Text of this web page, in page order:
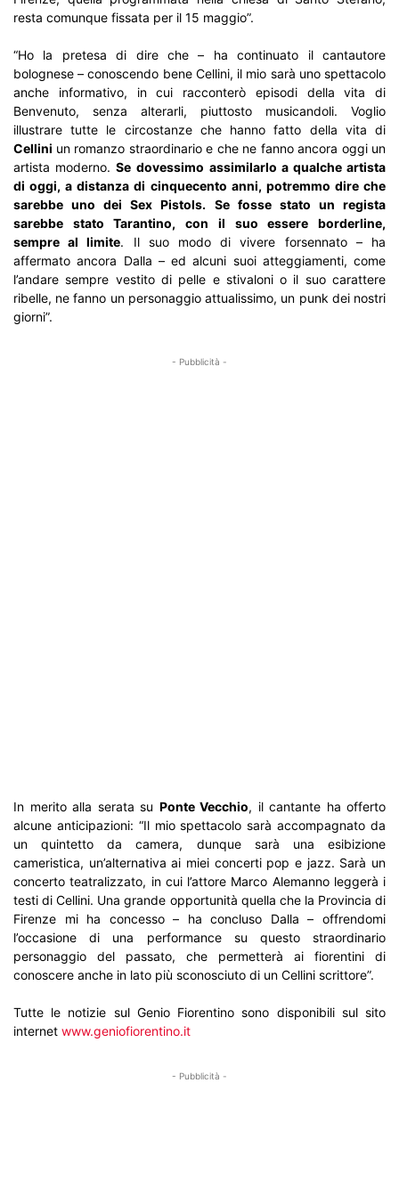
resta comunque fissata per il 15 maggio”.
“Ho la pretesa di dire che – ha continuato il cantautore
bolognese – conoscendo bene Cellini, il mio sarà uno spettacolo
anche informativo, in cui racconterò episodi della vita di
Benvenuto, senza alterarli, piuttosto musicandoli. Voglio
illustrare tutte le circostanze che hanno fatto della vita di
Cellini un romanzo straordinario e che ne fanno ancora oggi un
artista moderno.Se dovessimo assimilarlo a qualche artista
di oggi, a distanza di cinquecento anni, potremmo dire che
sarebbe uno dei Sex Pistols. Se fosse stato un regista
sarebbe stato Tarantino, con il suo essere borderline,
sempre al limite. Il suo modo di vivere forsennato – ha
affermato ancora Dalla – ed alcuni suoi atteggiamenti, come
l’andare sempre vestito di pelle e stivaloni o il suo carattere
ribelle, ne fanno un personaggio attualissimo, un punk dei nostri
giorni”.
- Pubblicità -
In merito alla serata su Ponte Vecchio, il cantante ha offerto
alcune anticipazioni: “Il mio spettacolo sarà accompagnato da
un quintetto da camera, dunque sarà una esibizione
cameristica, un’alternativa ai miei concerti pop e jazz. Sarà un
concerto teatralizzato, in cui l’attore Marco Alemanno leggerà i
testi di Cellini. Una grande opportunità quella che la Provincia di
Firenze mi ha concesso – ha concluso Dalla – offrendomi
l’occasione di una performance su questo straordinario
personaggio del passato, che permetterà ai fiorentini di
conoscere anche in lato più sconosciuto di un Cellini scrittore”.
Tutte le notizie sul Genio Fiorentino sono disponibili sul sito
internet www.geniofiorentino.it
- Pubblicità -